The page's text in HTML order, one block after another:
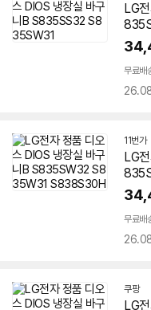
LG
무료배
11번가
LG
무료배
쿠팡
LG